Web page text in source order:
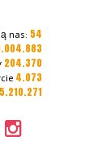
nas: 54
204.370
4.073